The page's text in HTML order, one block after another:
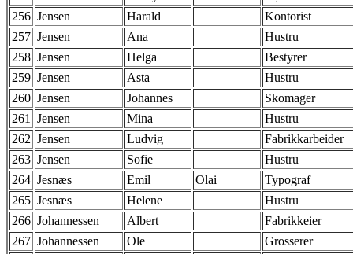
256 Jensen Harald
Kontorist
257 Jensen Ana
Hustru
258 Jensen Helga
Bestyrer
259 Jensen Asta
Hustru
260 Jensen Johannes
Skomager
261 Jensen Mina
Hustru
262 Jensen Ludvig
Fabrikkarbeider
263 Jensen Sofie
Hustru
264 Jesnæs Emil Olai
Typograf
265 Jesnæs Helene
Hustru
266 Johannessen Albert
Fabrikkeier
267 Johannessen Ole
Grosserer